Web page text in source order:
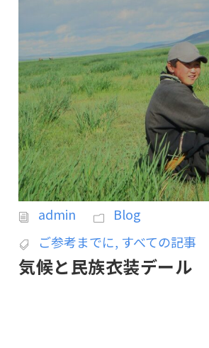
admin
Blog
ご参考までに, すべての記事
気候と民族衣装デール